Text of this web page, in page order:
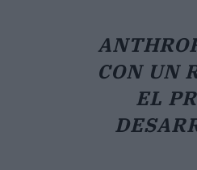
CON UN
EL